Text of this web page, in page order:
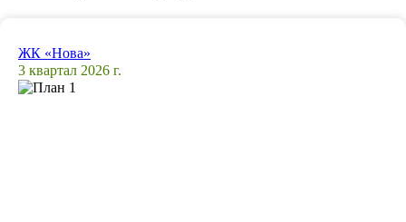
ЖК «Нова»
3 квартал 2026 г.